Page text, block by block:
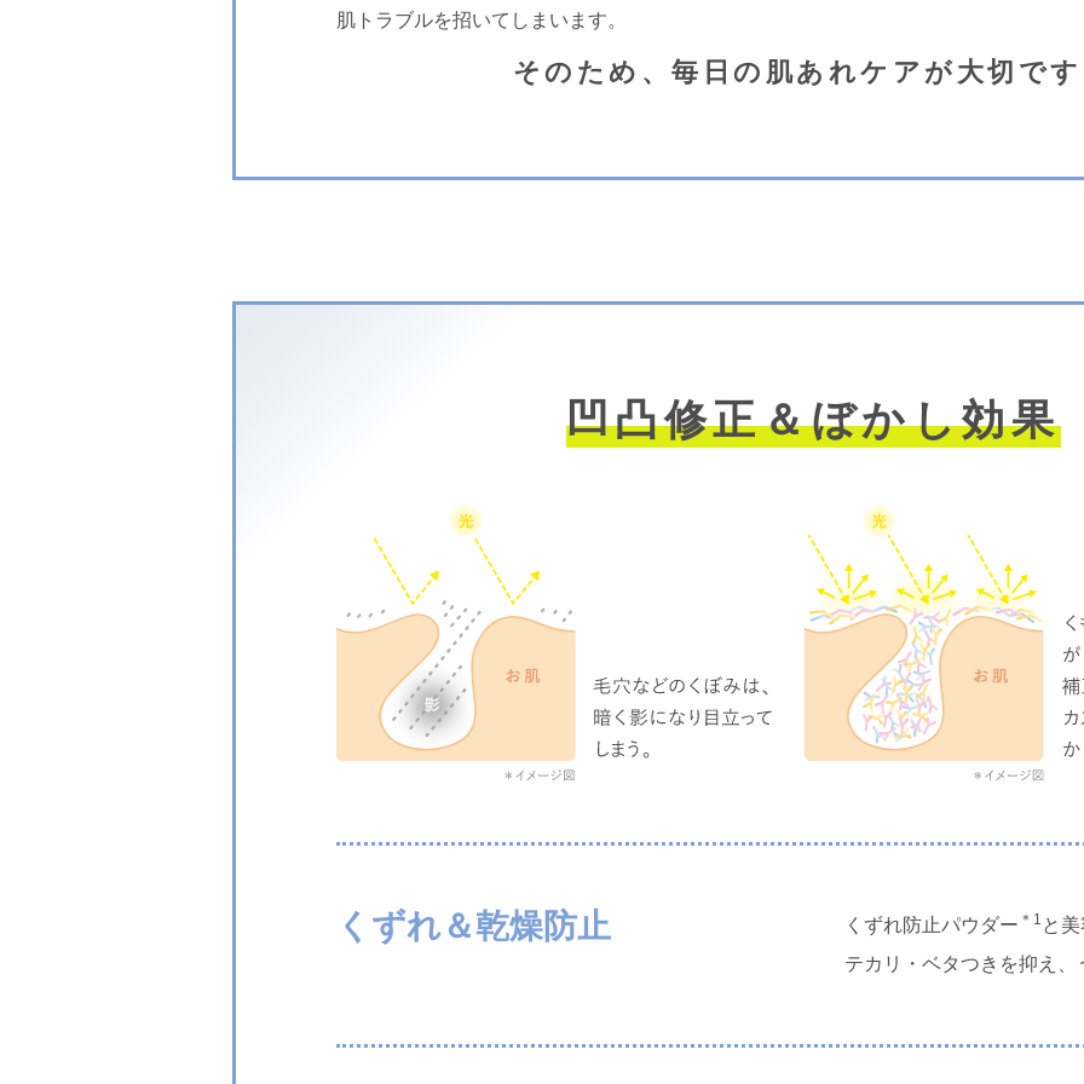
肌トラブルを招いてしまいます。
そのため、毎日の肌あれケアが大切で
凹凸修正＆ぼかし効果
くずれ＆乾燥防止 くずれ防止パウダー ＊1 と
テカリ・ベタつきを抑え